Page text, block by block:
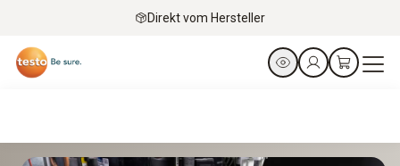
Direkt vom Hersteller